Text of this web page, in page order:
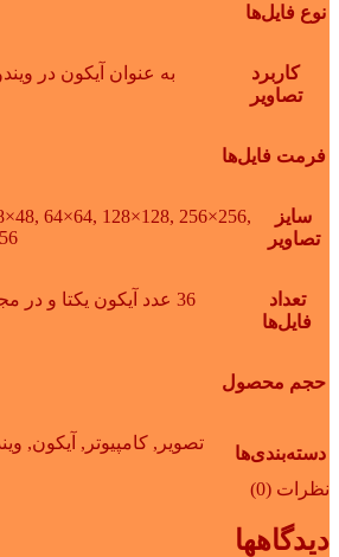
نوع فایل‌ها
کاربرد
تصاویر
به عنوان آیکون‌ در
فرمت فایل‌ها
سایز
تصاویر
64×64, 128×128, 256×256,
تعداد
فایل‌ها
36 عدد آیکون یکتا و
حجم محصول
دسته‌بندی‌ها
تصویر , کامپیوتر , آیکون,
نظرات (0)
دیدگاهها